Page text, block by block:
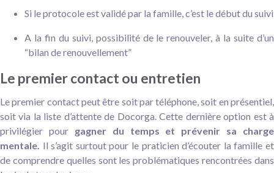
Si le protocole est validé par la famille, c’est le début du suivi
A la fin du suivi, possibilité de le renouveler, à la suite d’un
“bilan de renouvellement”
Le premier contact ou entretien
Le premier contact peut être soit par téléphone, soit en présentiel,
soit via la liste d’attente de Docorga. Cette dernière option est à
privilégier pour gagner du temps et prévenir sa charge
mentale. Il s’agit surtout pour le praticien d’écouter la famille et
de comprendre quelles sont les problématiques rencontrées dans